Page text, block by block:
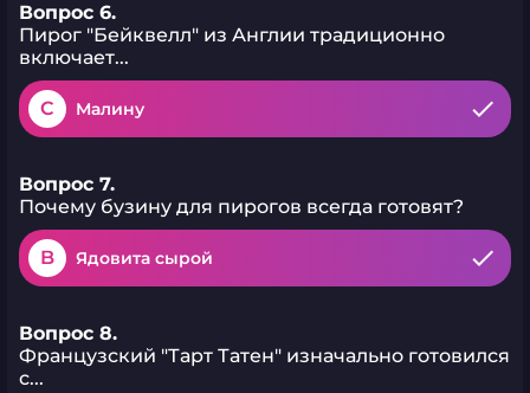
Вопрос 6.
Пирог "Бейквелл" из Англии традиционно
включает...
C Малину
Вопрос 7.
Почему бузину для пирогов всегда готовят?
B Ядовита сырой
Вопрос 8.
Французский "Тарт Татен" изначально готовился
с...